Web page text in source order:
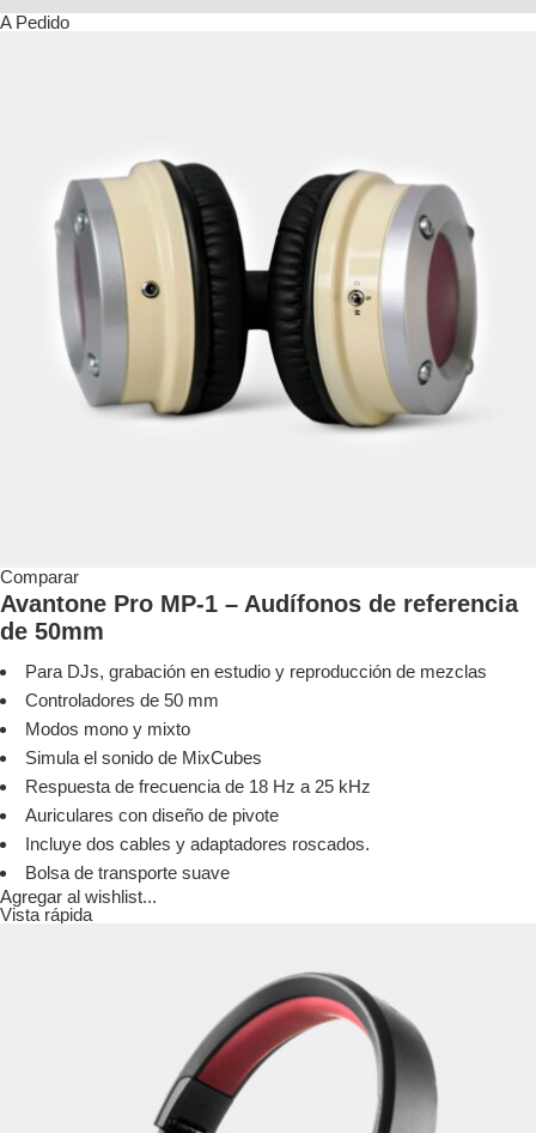
A Pedido
Comparar
Avantone Pro MP-1 – Audífonos de referencia
de 50mm
Para DJs, grabación en estudio y reproducción de mezclas
Controladores de 50 mm
Modos mono y mixto
Simula el sonido de MixCubes
Respuesta de frecuencia de 18 Hz a 25 kHz
Auriculares con diseño de pivote
Incluye dos cables y adaptadores roscados.
Bolsa de transporte suave
Agregar al wishlist...
Vista rápida